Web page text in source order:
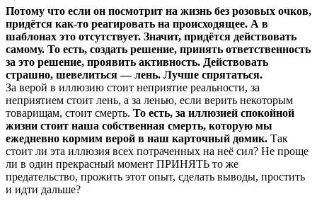
Потому что если он посмотрит на жизнь без розовых очков,
придётся как-то реагировать на происходящее. А в
шаблонах это отсутствует. Значит, придётся действовать
самому. То есть, создать решение, принять ответственность
за это решение, проявить активность. Действовать
страшно, шевелиться — лень. Лучше спрятаться.
За верой в иллюзию стоит неприятие реальности, за
неприятием стоит лень, а за ленью, если верить некоторым
товарищам, стоит смерть. То есть, за иллюзией спокойной
жизни стоит наша собственная смерть, которую мы
ежедневно кормим верой в наш карточный домик. Так
стоит ли эта иллюзия всех потраченных на неё сил? Не проще
ли в один прекрасный момент ПРИНЯТЬ то же
предательство, прожить этот опыт, сделать выводы, простить
и идти дальше?